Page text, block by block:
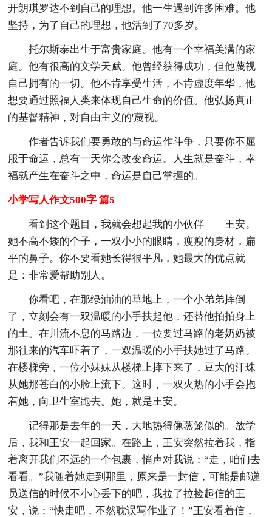
开朗琪罗达不到自己的理想。他一生遇到许多困难。他
坚持，为了自己的理想，他活到了70多岁。
托尔斯泰出生于富贵家庭。他有一个幸福美满的家
庭。他有很高的文学天赋。他曾经获得成功，但他蔑视
自己拥有的一切。他不肯享受生活，不肯虚度年华，他
想要通过照福人类来体现自己生命的价值。他弘扬真正
的基督精神，对自由主义的'蔑视。
作者告诉我们要勇敢的与命运作斗争，只要你不屈
服于命运，总有一天你会改变命运。人生就是奋斗，幸
福就产生在奋斗之中，命运是自己掌握的。
小学写人作文500字 篇5
看到这个题目，我就会想起我的小伙伴——王安。
她不高不矮的个子，一双小小的眼睛，瘦瘦的身材，扁
平的鼻子。你不要看她长得很平凡，她最大的优点就
是：非常爱帮助别人。
你看吧，在那绿油油的草地上，一个小弟弟摔倒
了，立刻会有一双温暖的小手扶起他，还替他拍拍身上
的土。在川流不息的马路边，一位要过马路的老奶奶被
那往来的汽车吓着了，一双温暖的小手扶她过了马路。
在楼梯旁，一位小妹妹从楼梯上摔下来了，豆大的汗珠
从她那苍白的小脸上流下。这时，一双火热的小手会抱
着她，向卫生室跑去。她，就是王安。
记得那是去年的一天，大地热得像蒸笼似的。放学
后，我和王安一起回家。在路上，王安突然拉着我，指
着离开我们不远的一个包裹，悄声对我说：“走，咱们去
看看。”我随着她走到那里，原来是一封信，可能是邮递
员送信的时候不小心丢下的吧，我拉了拉捡起信的王
安，说：“快走吧，不然耽误写作业了！”王安看着信，